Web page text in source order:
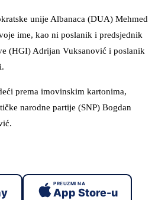
unije Albanaca (DUA) Mehmed
ime, kao ni poslanik i predsjednik
(HGI) Adrijan Vuksanović i poslanik
prema imovinskim kartonima,
narodne partije (SNP) Bogdan
PREUZMI NA
App Store-u